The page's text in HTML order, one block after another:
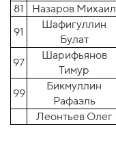
81
Назаров Михаил
91
Шафигуллин
Булат
97
Шарифьянов
Тимур
99
Бикмуллин
Рафаэль
Леонтьев Олег